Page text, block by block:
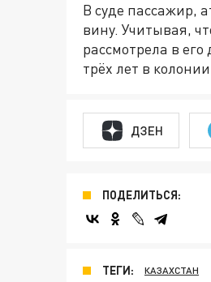
В суде пассажир,
вину. Учитывая,
рассмотрела в
трёх лет в
ДЗЕН
ПОДЕЛИТЬСЯ:
ТЕГИ: КАЗАХСТАН